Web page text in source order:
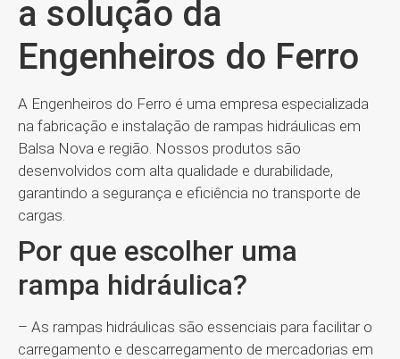
a solução da
Engenheiros do Ferro
A Engenheiros do Ferro é uma empresa especializada
na fabricação e instalação de rampas hidráulicas em
Balsa Nova e região. Nossos produtos são
desenvolvidos com alta qualidade e durabilidade,
garantindo a segurança e eficiência no transporte de
cargas.
Por que escolher uma
rampa hidráulica?
– As rampas hidráulicas são essenciais para facilitar o
carregamento e descarregamento de mercadorias em